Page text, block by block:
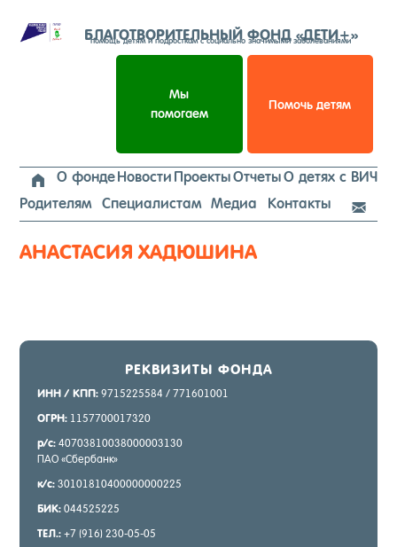
к
содержимому
БЛАГОТВОРИТЕЛЬНЫЙ ФОНД «ДЕТИ+»
помощь детям и подросткам с социально значимыми заболеваниями
Мы
помогаем
Помочь детям
 О фондеНовости ПроектыОтчетыО детях с ВИЧ
Родителям
Специалистам Медиа Контакты 
АНАСТАСИЯ ХАДЮШИНА
РЕК­ВИ­ЗИТЫ ФОН­ДА
ИНН / КПП: 9715225584 / 771601001
ОГРН: 1157700017320
р/с: 40703810038000003130
ПАО «Сбер­банк»
к/с: 30101810400000000225
БИК: 044525225
ТЕЛ.: +7 (916) 230-05-05